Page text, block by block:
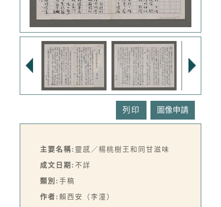
列印
主要名稱: 靈感／楊桃樹王和同甘滋味
成文日期: 不詳
類別: 手稿
作者: 賴西安（李潼）